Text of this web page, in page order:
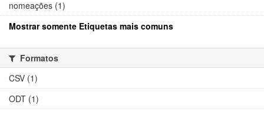
nomeações (1)
Mostrar somente Etiquetas mais comuns
Formatos
CSV (1)
ODT (1)